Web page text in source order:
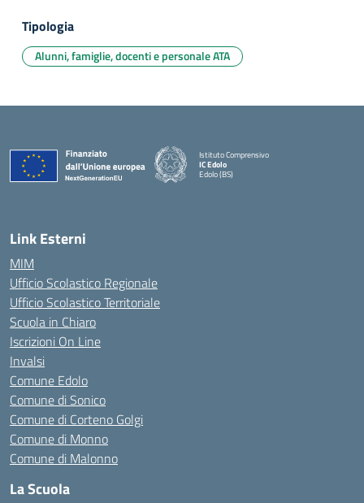
Tipologia
Alunni, famiglie, docenti e personale ATA
Istituto Comprensivo
IC Edolo
Edolo (BS)
Link Esterni
MIM
Ufficio Scolastico Regionale
Ufficio Scolastico Territoriale
Scuola in Chiaro
Iscrizioni On Line
Invalsi
Comune Edolo
Comune di Sonico
Comune di Corteno Golgi
Comune di Monno
Comune di Malonno
La Scuola